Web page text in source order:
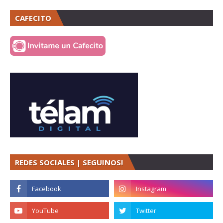
CAFECITO
REDES SOCIALES | SEGUINOS!